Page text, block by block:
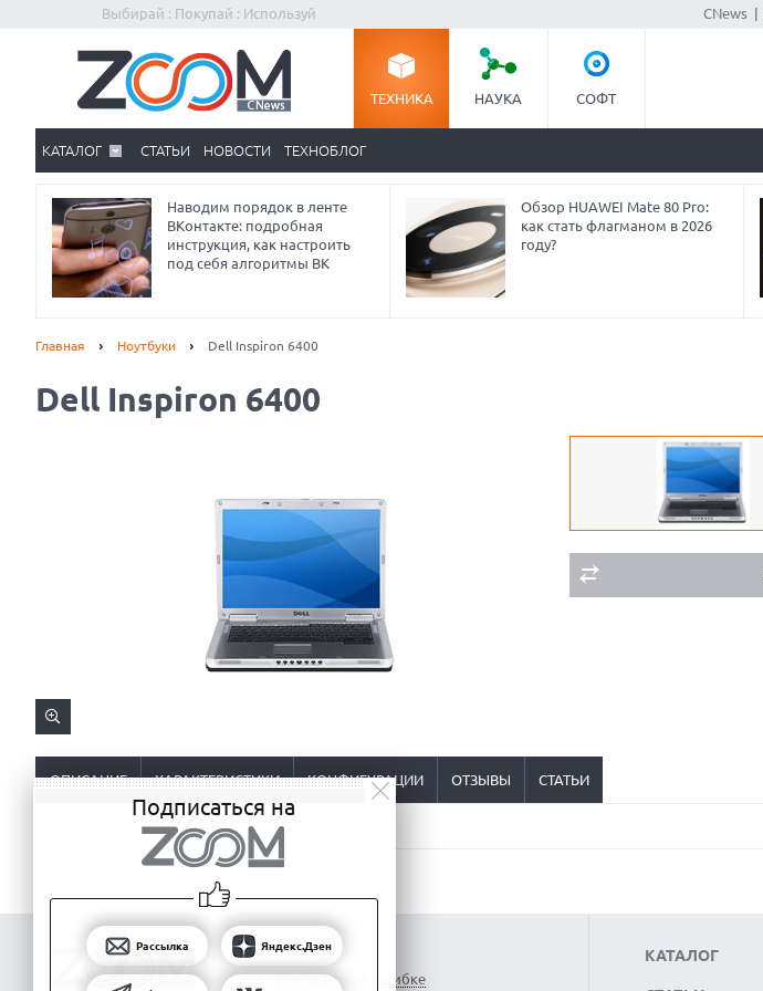
Выбирай : Покупай : Используй CNews|
ТЕХНИКА НАУКА СОФТ
КАТАЛОГ СТАТЬИ НОВОСТИ ТЕХНОБЛОГ
Наводим порядок в ленте
ВКонтакте: подробная
инструкция, как настроить
под себя алгоритмы ВК
Обзор HUAWEI Mate 80 Pro:
как стать флагманом в 2026
году?
Главная Ноутбуки Dell Inspiron 6400
Dell Inspiron 6400
ОПИСАНИЕ ХАРАКТЕРИСТИКИ КОНФИГУРАЦИИ ОТЗЫВЫ СТАТЬИ
Сообщить об ошибке
КАТАЛОГ
Подписаться на
Рассылка Яндекс.Дзен